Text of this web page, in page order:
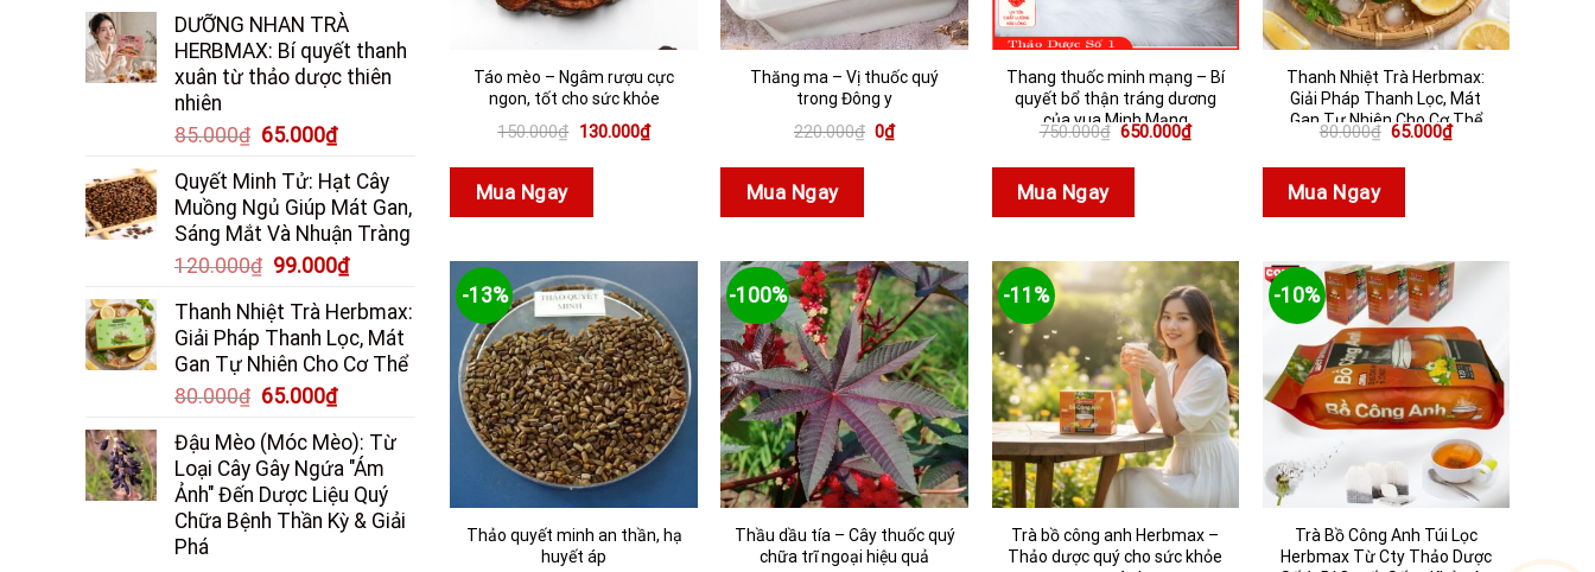
là:
95.000₫.
tại
là:
70.000₫.
DƯỠNG NHAN TRÀ
HERBMAX: Bí quyết thanh
xuân từ thảo dược thiên
nhiên
85.000₫ Giá
là:
85.000₫.
65.000₫Giá
tại
là:
65.000₫.
Quyết Minh Tử: Hạt Cây
Muồng Ngủ Giúp Mát Gan,
Sáng Mắt Và Nhuận Tràng
120.000₫ Giá
là:
120.000₫.
99.000₫Giá
tại
là:
99.000₫.
Thanh Nhiệt Trà Herbmax:
Giải Pháp Thanh Lọc, Mát
Gan Tự Nhiên Cho Cơ Thể
80.000₫ Giá
là:
80.000₫.
65.000₫Giá
tại
là:
65.000₫.
Đậu Mèo (Móc Mèo): Từ
Loại Cây Gây Ngứa "Ám
Ảnh" Đến Dược Liệu Quý
Chữa Bệnh Thần Kỳ & Giải
Phá
Táo mèo – Ngâm rượu cực
ngon, tốt cho sức khỏe
150.000₫ Giá
là:
130.000₫Giá
hiện
Mua Ngay
Thăng ma – Vị thuốc quý
trong Đông y
220.000₫ Giá
gốc
0₫Giá
hiện
Mua Ngay
Thang thuốc minh mạng – Bí
quyết bổ thận tráng dương
của vua Minh Mạng
750.000₫ Giá
là:
650.000₫Giá
hiện
Mua Ngay
Thanh Nhiệt Trà Herbmax:
Giải Pháp Thanh Lọc, Mát
Gan Tự Nhiên Cho Cơ Thể
80.000₫ Giá
là:
65.000₫Giá
hiện
Mua Ngay
-13%
Thảo quyết minh an thần, hạ
huyết áp
-100%
Thầu dầu tía – Cây thuốc quý
chữa trĩ ngoại hiệu quả
-11%
Trà bồ công anh Herbmax –
Thảo dược quý cho sức khỏe
-10%
Trà Bồ Công Anh Túi Lọc
Herbmax Từ Cty Thảo Dược